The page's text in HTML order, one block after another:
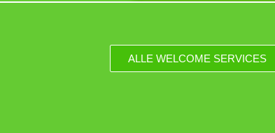
ALLE WELCOME SERVICES